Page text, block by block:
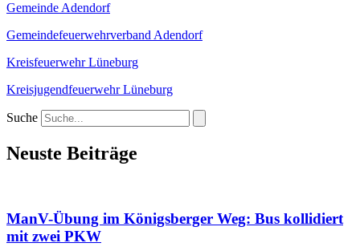
Gemeinde Adendorf
Gemeindefeuerwehrverband Adendorf
Kreisfeuerwehr Lüneburg
Kreisjugendfeuerwehr Lüneburg
Suche
Neuste Beiträge
ManV-Übung im Königsberger Weg: Bus kollidiert
mit zwei PKW